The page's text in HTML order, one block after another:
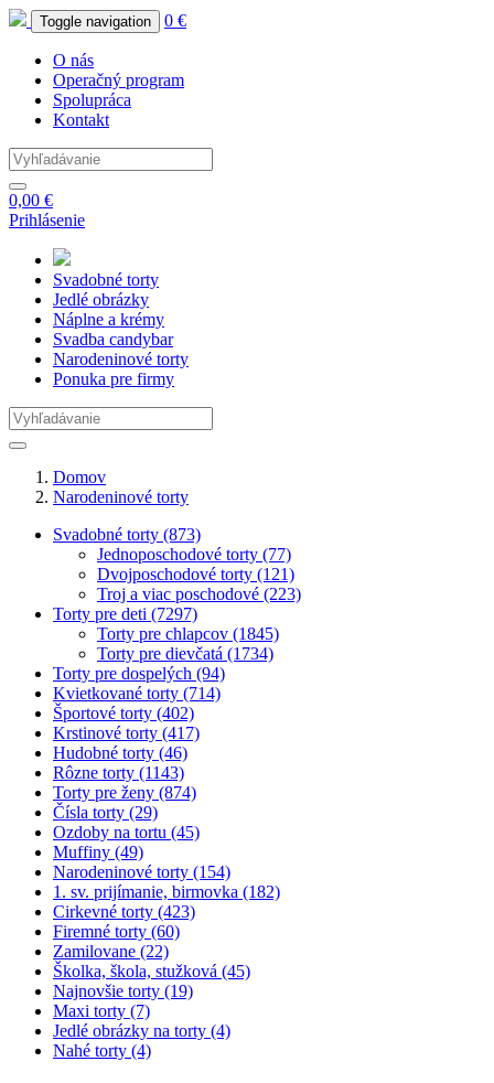
Toggle navigation 0 €
O nás
Operačný program
Spolupráca
Kontakt
0,00 €
Prihlásenie
Svadobné torty
Jedlé obrázky
Náplne a krémy
Svadba candybar
Narodeninové torty
Ponuka pre firmy
Domov
Narodeninové torty
Svadobné torty (873)
Jednoposchodové torty (77)
Dvojposchodové torty (121)
Troj a viac poschodové (223)
Torty pre deti (7297)
Torty pre chlapcov (1845)
Torty pre dievčatá (1734)
Torty pre dospelých (94)
Kvietkované torty (714)
Športové torty (402)
Krstinové torty (417)
Hudobné torty (46)
Rôzne torty (1143)
Torty pre ženy (874)
Čísla torty (29)
Ozdoby na tortu (45)
Muffiny (49)
Narodeninové torty (154)
1. sv. prijímanie, birmovka (182)
Cirkevné torty (423)
Firemné torty (60)
Zamilovane (22)
Školka, škola, stužková (45)
Najnovšie torty (19)
Maxi torty (7)
Jedlé obrázky na torty (4)
Nahé torty (4)